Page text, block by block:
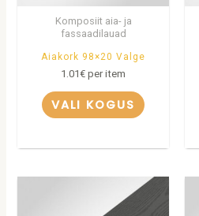
Komposiit aia- ja
fassaadilauad
Aiakork 98×20 Valge
1.01€ per item
VALI KOGUS